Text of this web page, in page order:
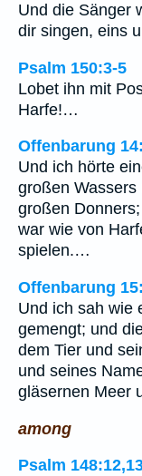
Und die Sänger
dir singen, eins
Psalm 150:3-5
Lobet ihn mit
Harfe!…
Offenbarung
Und ich hörte
großen
großen
war wie von
spielen.…
Offenbarung
Und ich sah wie
gemengt; und
dem Tier und
und seines
gläsernen Meer
among
Psalm